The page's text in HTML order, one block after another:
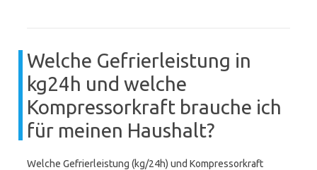
Welche Gefrierleistung in
kg24h und welche
Kompressorkraft brauche ich
für meinen Haushalt?
Welche Gefrierleistung (kg/24h) und Kompressorkraft